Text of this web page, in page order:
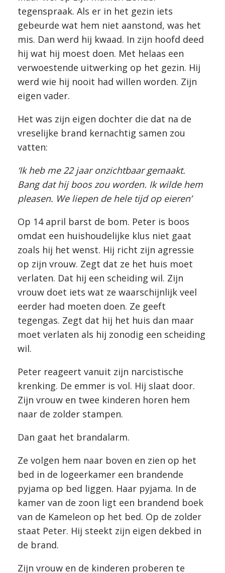
tegenspraak. Als er in het gezin iets
gebeurde wat hem niet aanstond, was het
mis. Dan werd hij kwaad. In zijn hoofd deed
hij wat hij moest doen. Met helaas een
verwoestende uitwerking op het gezin. Hij
werd wie hij nooit had willen worden. Zijn
eigen vader.
Het was zijn eigen dochter die dat na de
vreselijke brand kernachtig samen zou
vatten:
‘Ik heb me 22 jaar onzichtbaar gemaakt.
Bang dat hij boos zou worden. Ik wilde hem
pleasen. We liepen de hele tijd op eieren’
Op 14 april barst de bom. Peter is boos
omdat een huishoudelijke klus niet gaat
zoals hij het wenst. Hij richt zijn agressie
op zijn vrouw. Zegt dat ze het huis moet
verlaten. Dat hij een scheiding wil. Zijn
vrouw doet iets wat ze waarschijnlijk veel
eerder had moeten doen. Ze geeft
tegengas. Zegt dat hij het huis dan maar
moet verlaten als hij zonodig een scheiding
wil.
Peter reageert vanuit zijn narcistische
krenking. De emmer is vol. Hij slaat door.
Zijn vrouw en twee kinderen horen hem
naar de zolder stampen.
Dan gaat het brandalarm.
Ze volgen hem naar boven en zien op het
bed in de logeerkamer een brandende
pyjama op bed liggen. Haar pyjama. In de
kamer van de zoon ligt een brandend boek
van de Kameleon op het bed. Op de zolder
staat Peter. Hij steekt zijn eigen dekbed in
de brand.
Zijn vrouw en de kinderen proberen te